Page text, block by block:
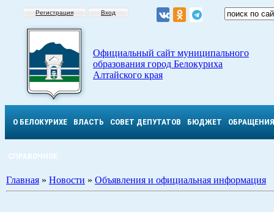
Регистрация Вход
Официальный сайт муниципального
образования город Белокуриха
Алтайского края
О БЕЛОКУРИХЕ ВЛАСТЬ СОВЕТ ДЕПУТАТОВ БЮДЖЕТ ОБРАЩЕНИЯ
СПРАВОЧНОЕ
Главная » Новости » Объявления и официальная информация